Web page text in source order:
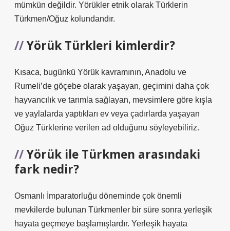
mümkün değildir. Yörükler etnik olarak Türklerin
Türkmen/Oğuz kolundandır.
Yörük Türkleri kimlerdir?
Kısaca, bugünkü Yörük kavramının, Anadolu ve
Rumeli’de göçebe olarak yaşayan, geçimini daha çok
hayvancılık ve tarımla sağlayan, mevsimlere göre kışla
ve yaylalarda yaptıkları ev veya çadırlarda yaşayan
Oğuz Türklerine verilen ad olduğunu söyleyebiliriz.
Yörük ile Türkmen arasındaki
fark nedir?
Osmanlı İmparatorluğu döneminde çok önemli
mevkilerde bulunan Türkmenler bir süre sonra yerleşik
hayata geçmeye başlamışlardır. Yerleşik hayata